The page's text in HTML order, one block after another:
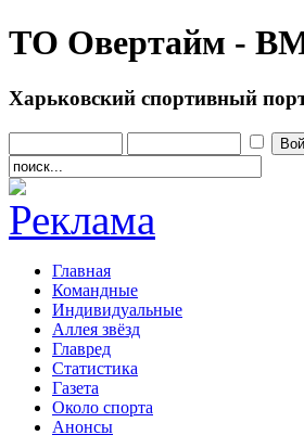
ТО Овертайм -
Харьковский спортивный
Главная
Командные
Индивидуальные
Аллея звёзд
Главред
Статистика
Газета
Около спорта
Анонсы